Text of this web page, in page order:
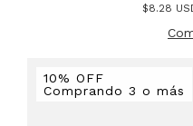
$8.28
10% OFF
Comprando 3 o más